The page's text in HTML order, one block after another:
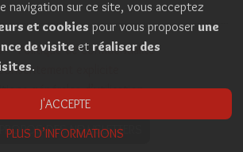
Politique de confidentialité
explicite
générales d’utilisation
PROPOS DES NEWSLETTERS
navigation sur ce site, vous acceptez
et cookies pour vous proposer une
de visite et réaliser des
.
J'ACCEPTE
PLUS D’INFORMATIONS